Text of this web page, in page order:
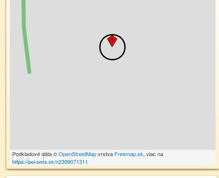
100 m
Podkladové dáta ©OpenStreetMapvrstva Freemap.sk, viac na
https://poi.oma.sk/n2399071311